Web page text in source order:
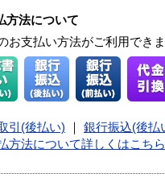
方法について
お支払い方法がご利用できま
引(後払い) 銀行振込(後払
方法について詳しくはこちら